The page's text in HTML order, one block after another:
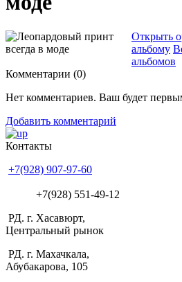
Открыть
альбому
альбомов
Комментарии (0)
Нет комментариев. Ваш будет
Добавить комментарий
Контакты
+7(928) 907-97-60
+7(928) 551-49-12
РД. г. Хасавюрт,
Центральный рынок
РД. г. Махачкала,
Абубакарова, 105